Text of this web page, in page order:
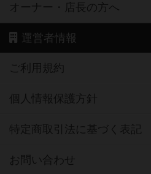
オーナー・店長の方へ
運営者情報
ご利用規約
個人情報保護方針
特定商取引法に基づく表記
お問い合わせ